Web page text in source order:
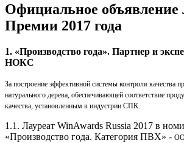
Официальное объявление
Премии 2017 года
1. «Производство года». Партнер и
НОКС
За построение эффективной системы контроля
натурального дерева, обеспечивающей соответствие
качества, установленным в индустрии СПК.
1.1. Лауреат WinAwards Russia 2017 в
«Производство года. Категория ПВХ» -